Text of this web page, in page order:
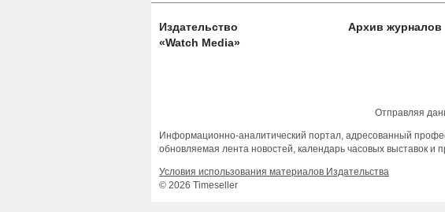
Издательство
«Watch Media»
Архив журналов
Отправляя
Информационно-аналитический портал, адресованный
обновляемая лента новостей, календарь часовых выставок
Условия использования материалов Издательства
© 2026 Timeseller